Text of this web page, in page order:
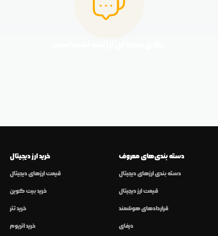
خرید ارز دیجیتال
قیمت ارزهای دیجیتال
خرید بیت کوین
خرید تتر
خرید اتریوم
دسته بندی‌های معروف
دسته بندی ارزهای دیجیتال
قیمت ارز دیجیتال
قراردادهای هوشمند
دیفای